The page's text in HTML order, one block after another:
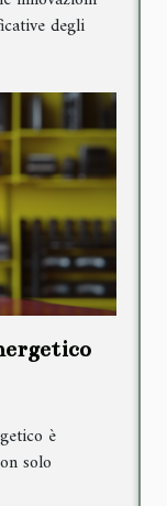
degli
è
solo